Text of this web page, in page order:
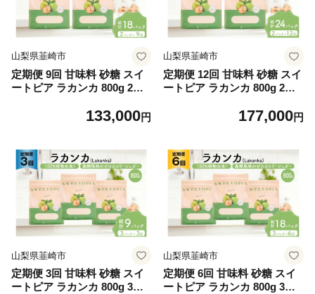
山梨県韮崎市
定期便 9回 甘味料 砂糖 スイ
ートピア ラカンカ 800g 2袋
市 20745553] 定期 9ヶ月 顆粒
ボ 糖類ゼロ ダイエット お菓
子 カロリーオフ 低GI 黒糖 風
味 ふるさと納税 ふるさと 返
礼品
133,000円
山梨県韮崎市
定期便 12回 甘味料 砂糖 スイ
ートピア ラカンカ 800g 2袋
市 20745552] 定期 12ヶ月 顆
カボ 糖類ゼロ ダイエット お
菓子 カロリーオフ 低GI 黒糖
風味 ふるさと納税 ふるさと
返礼品
177,000円
山梨県韮崎市
定期便 3回 甘味料 砂糖 スイ
ートピア ラカンカ 800g 3袋
山梨県韮崎市
定期便 6回 甘味料 砂糖 スイ
ートピア ラカンカ 800g 3袋